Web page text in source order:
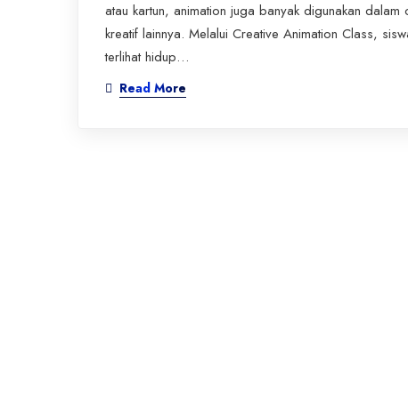
atau kartun, animation juga banyak digunakan
kreatif lainnya. Melalui Creative Animation Class,
terlihat hidup…
Read More